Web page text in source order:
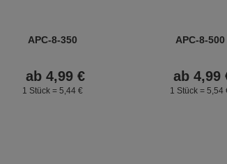
APC-8-350
ab 4,99 €
1 Stück = 5, 44 €
APC-8-500
ab 4,99
1 Stück = 5, 54